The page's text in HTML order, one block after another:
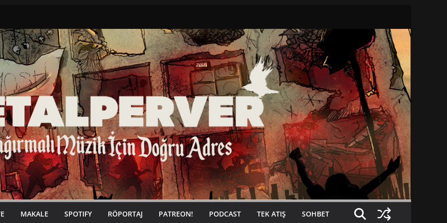
MAKALE SPOTIFY RÖPORTAJ PATREON! PODCAST TEK ATIŞ SOHBET